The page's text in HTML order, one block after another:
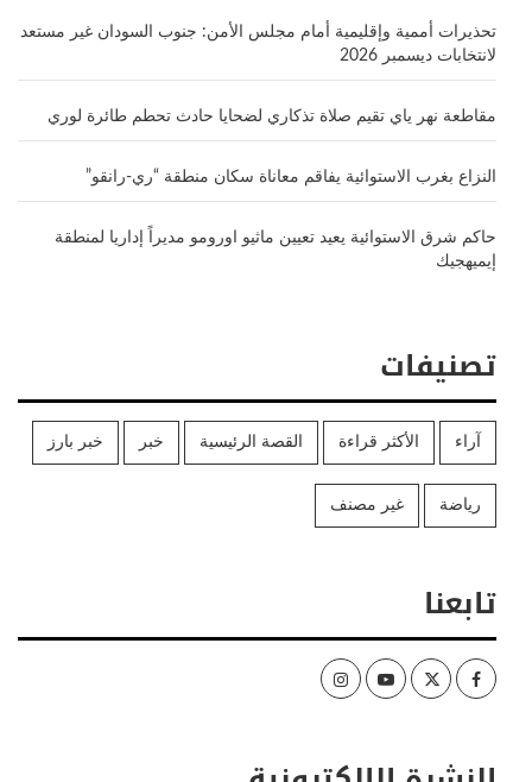
تحذيرات أممية وإقليمية أمام مجلس الأمن: جنوب السودان غير مستعد
لانتخابات ديسمبر 2026
مقاطعة نهر ياي تقيم صلاة تذكاري لضحايا حادث تحطم طائرة لوري
النزاع بغرب الاستوائية يفاقم معاناة سكان منطقة “ري-رانقو”
حاكم شرق الاستوائية يعيد تعيين ماثيو اورومو مديراً إداريا لمنطقة
إيميهجيك
تصنيفات
آراء الأكثر قراءة القصة الرئيسية خبر خبر بارز
رياضة غير مصنف
تابعنا
Facebook
Twitter
Youtube
Instagram